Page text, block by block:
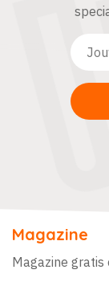
Magazine
Magazine gratis